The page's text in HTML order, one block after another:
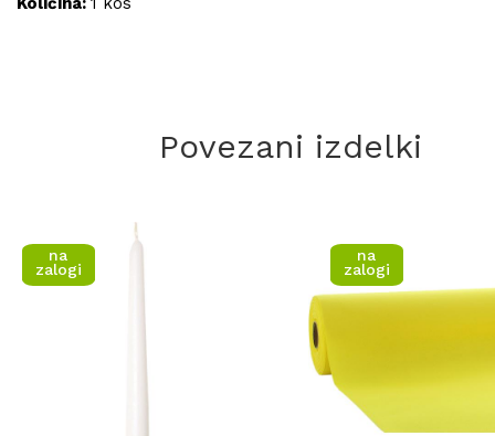
Povezani izdelki
na
zalogi
na
zalogi